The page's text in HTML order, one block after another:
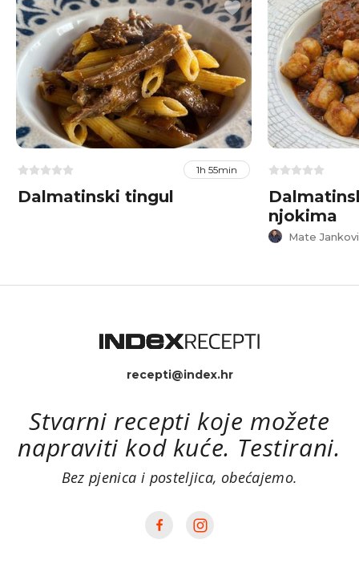
1h 55min
Dalmatinski tingul
njokima
Mate
recepti@index.hr
Stvarni recepti koje možete
napraviti kod kuće. Testirani.
Bez pjenica i posteljica, obećajemo.